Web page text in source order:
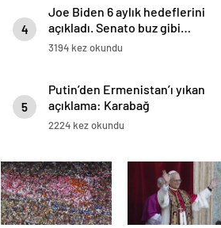
4
Joe Biden 6 aylık hedeflerini
açıkladı. Senato buz gibi…
3194 kez okundu
5
Putin’den Ermenistan’ı yıkan
açıklama: Karabağ
Azerbaycan’ın ayrılmaz bir
2224 kez okundu